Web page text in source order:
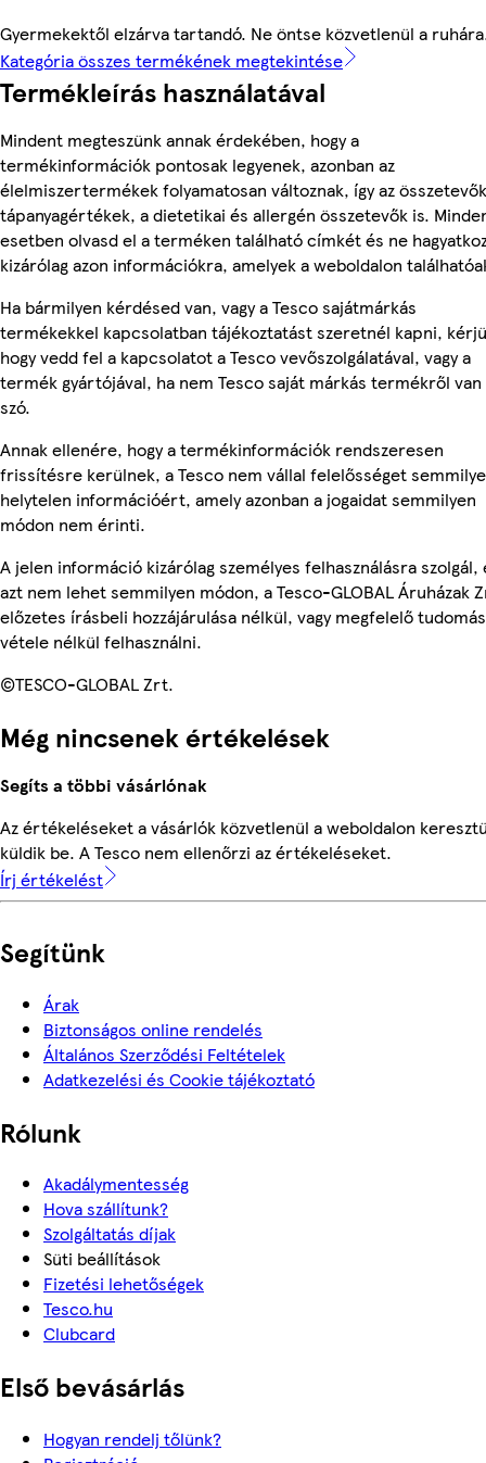
Gyermekektől elzárva tartandó. Ne öntse közvetlenül a
Kategória összes termékének megtekintése
Termékleírás használatával
Mindent megteszünk annak érdekében, hogy a
termékinformációk pontosak legyenek, azonban az
élelmiszertermékek folyamatosan változnak, így az
tápanyagértékek, a dietetikai és allergén összetevők is.
esetben olvasd el a terméken található címkét és ne
kizárólag azon információkra, amelyek a weboldalon
Ha bármilyen kérdésed van, vagy a Tesco sajátmárkás
termékekkel kapcsolatban tájékoztatást szeretnél kapni,
hogy vedd fel a kapcsolatot a Tesco vevőszolgálatával, vagy a
termék gyártójával, ha nem Tesco saját márkás termékről van
szó.
Annak ellenére, hogy a termékinformációk rendszeresen
frissítésre kerülnek, a Tesco nem vállal felelősséget
helytelen információért, amely azonban a jogaidat semmilyen
módon nem érinti.
A jelen információ kizárólag személyes felhasználásra szolgál,
azt nem lehet semmilyen módon, a Tesco-GLOBAL Áruházak
előzetes írásbeli hozzájárulása nélkül, vagy megfelelő
vétele nélkül felhasználni.
©TESCO-GLOBAL Zrt.
Még nincsenek értékelések
Segíts a többi vásárlónak
Az értékeléseket a vásárlók közvetlenül a weboldalon
küldik be. A Tesco nem ellenőrzi az értékeléseket.
Írj értékelést
Segítünk
Árak
Biztonságos online rendelés
Általános Szerződési Feltételek
Adatkezelési és Cookie tájékoztató
Rólunk
Akadálymentesség
Hova szállítunk?
Szolgáltatás díjak
Süti beállítások
Fizetési lehetőségek
Tesco.hu
Clubcard
Első bevásárlás
Hogyan rendelj tőlünk?